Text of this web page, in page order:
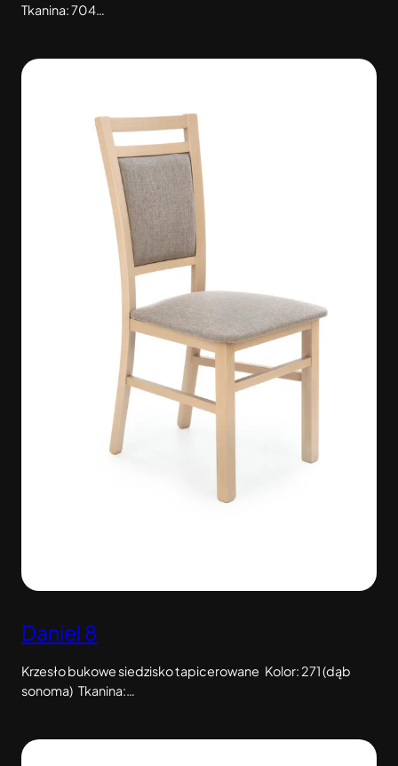
Tkanina: 704…
Daniel 8
Krzesło bukowe siedzisko tapicerowane Kolor: 271 (dąb
sonoma) Tkanina:…